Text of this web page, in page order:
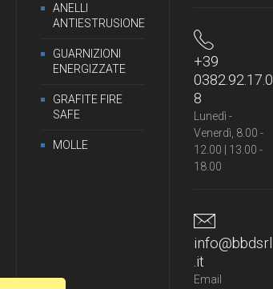
ANELLI
ANTIESTRUSIONE
GUARNIZIONI
ENERGIZZATE
GRAFITE FIRE
SAFE
MOLLE
+39
0382.92.17.0
8
Lunedì -
Venerdì, 8.00 -
12.00 | 13.00 -
18.00
info@bbdsrl
.it
Email